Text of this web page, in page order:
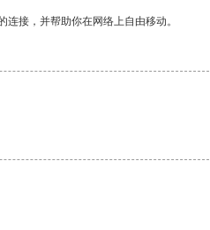
接，并帮助你在网络上自由移动。